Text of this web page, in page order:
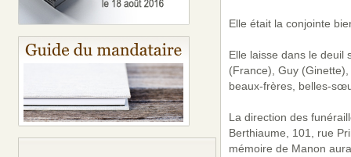
Elle était la conjointe
Elle laisse dans le deuil
(France), Guy
beaux-frères, belles-
La direction des
Berthiaume, 101, rue
mémoire de Manon